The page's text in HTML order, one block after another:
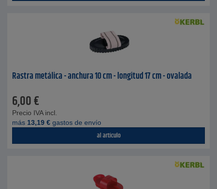
Rastra metálica - anchura 10 cm - longitud 17 cm - ovalada
6,00€
Precio IVA incl.
más 13,19 € gastos de envío
al artículo